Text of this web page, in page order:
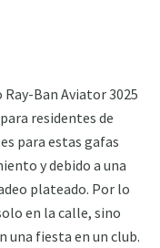
Ban Aviator 3025
residentes de
para estas gafas
y debido a una
plateado. Por lo
en la calle, sino
una fiesta en un club.